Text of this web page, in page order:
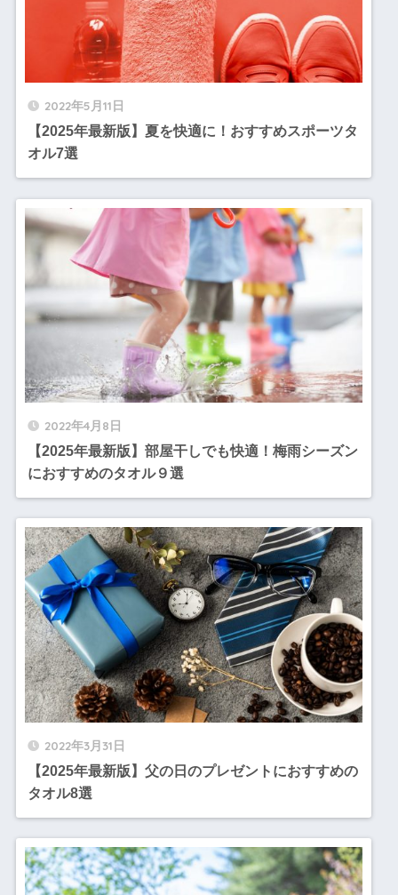
2022年5月11日
【2025年最新版】夏を快適に！おすすめスポーツタ
オル7選
2022年4月8日
【2025年最新版】部屋干しでも快適！梅雨シーズン
におすすめのタオル９選
2022年3月31日
【2025年最新版】父の日のプレゼントにおすすめの
タオル8選